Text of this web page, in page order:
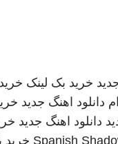
خرید بک لینک
دانلود اهنگ جدید
دانلود اهنگ جدید
Spanish خرید